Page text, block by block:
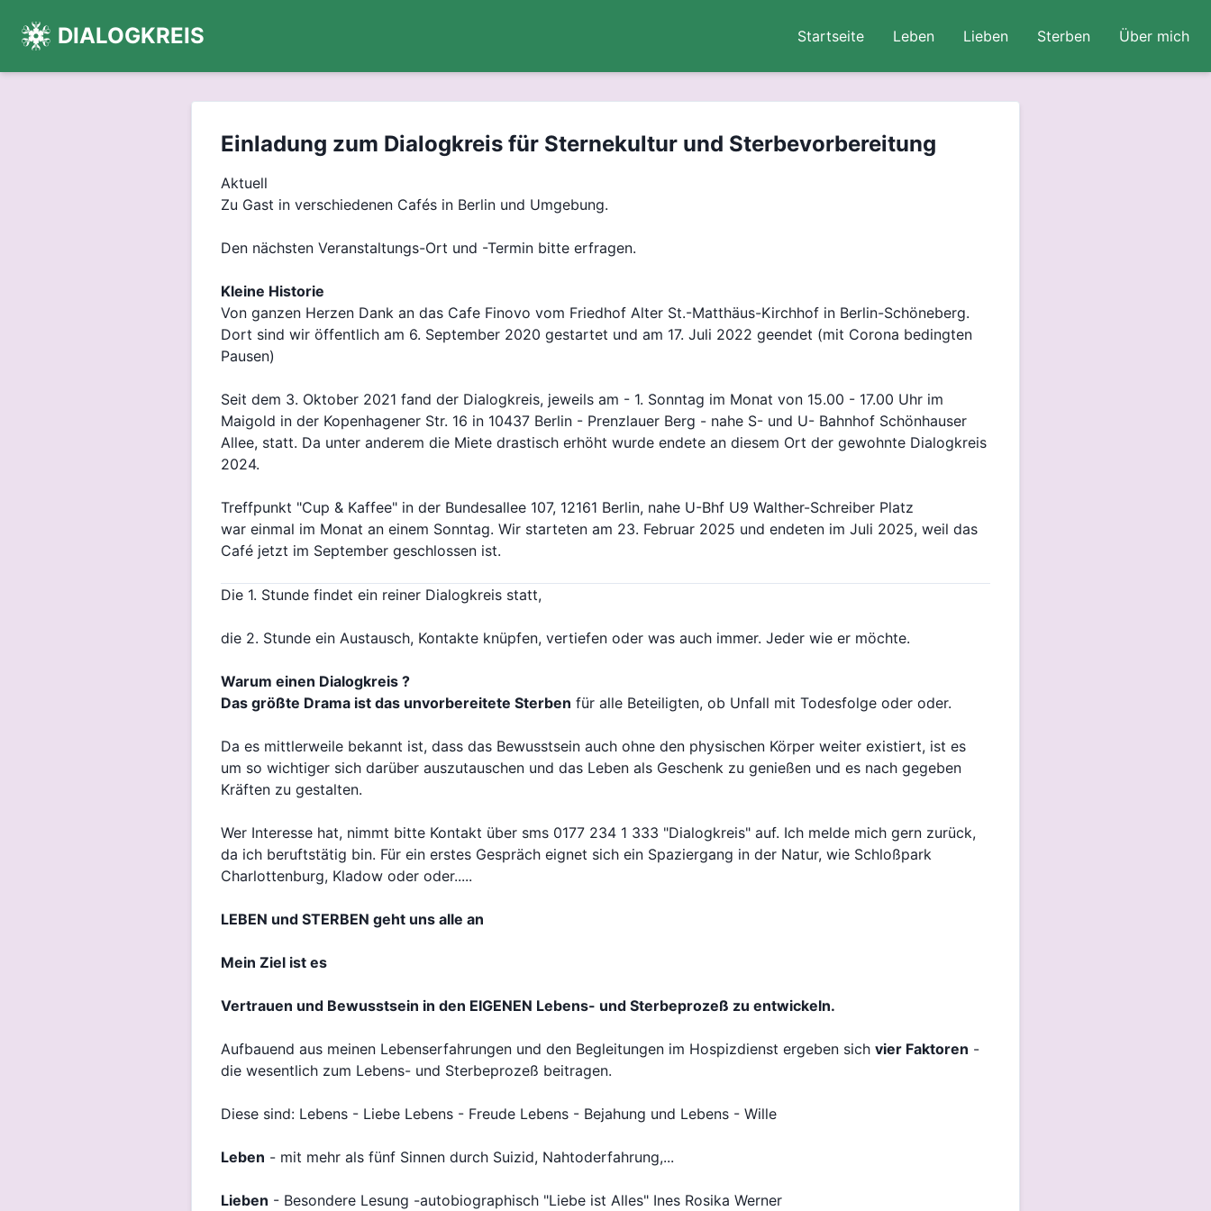
DIALOGKREIS Startseite Leben Lieben Sterben Über mich
Einladung zum Dialogkreis für Sternekultur und Sterbevorbereitung
Aktuell
Zu Gast in verschiedenen Cafés in Berlin und Umgebung.
Den nächsten Veranstaltungs-Ort und -Termin bitte erfragen.
Kleine Historie
Von ganzen Herzen Dank an das Cafe Finovo vom Friedhof Alter St.-Matthäus-Kirchhof in Berlin-Schöneberg.
Dort sind wir öffentlich am 6. September 2020 gestartet und am 17. Juli 2022 geendet (mit Corona bedingten
Pausen)
Seit dem 3. Oktober 2021 fand der Dialogkreis, jeweils am - 1. Sonntag im Monat von 15.00 - 17.00 Uhr im
Maigold in der Kopenhagener Str. 16 in 10437 Berlin - Prenzlauer Berg - nahe S- und U- Bahnhof Schönhauser
Allee, statt. Da unter anderem die Miete drastisch erhöht wurde endete an diesem Ort der gewohnte Dialogkreis
2024.
Treffpunkt "Cup & Kaffee" in der Bundesallee 107, 12161 Berlin, nahe U-Bhf U9 Walther-Schreiber Platz
war einmal im Monat an einem Sonntag. Wir starteten am 23. Februar 2025 und endeten im Juli 2025, weil das
Café jetzt im September geschlossen ist.
Die 1. Stunde findet ein reiner Dialogkreis statt,
die 2. Stunde ein Austausch, Kontakte knüpfen, vertiefen oder was auch immer. Jeder wie er möchte.
Warum einen Dialogkreis ?
Das größte Drama ist das unvorbereitete Sterben für alle Beteiligten, ob Unfall mit Todesfolge oder oder.
Da es mittlerweile bekannt ist, dass das Bewusstsein auch ohne den physischen Körper weiter existiert, ist es
um so wichtiger sich darüber auszutauschen und das Leben als Geschenk zu genießen und es nach gegeben
Kräften zu gestalten.
Wer Interesse hat, nimmt bitte Kontakt über sms 0177 234 1 333 "Dialogkreis" auf. Ich melde mich gern zurück,
da ich beruftstätig bin. Für ein erstes Gespräch eignet sich ein Spaziergang in der Natur, wie Schloßpark
Charlottenburg, Kladow oder oder.....
LEBEN und STERBEN geht uns alle an
Mein Ziel ist es
Vertrauen und Bewusstsein in den EIGENEN Lebens- und Sterbeprozeß zu entwickeln.
Aufbauend aus meinen Lebenserfahrungen und den Begleitungen im Hospizdienst ergeben sich vier Faktoren -
die wesentlich zum Lebens- und Sterbeprozeß beitragen.
Diese sind: Lebens - Liebe Lebens - Freude Lebens - Bejahung und Lebens - Wille
Leben - mit mehr als fünf Sinnen durch Suizid, Nahtoderfahrung,...
Lieben - Besondere Lesung -autobiographisch "Liebe ist Alles" Ines Rosika Werner